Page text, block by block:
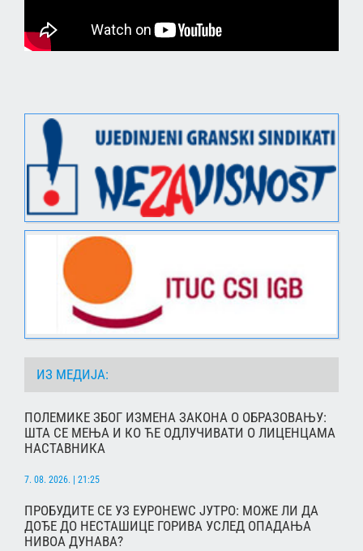
ИЗ МЕДИЈА:
ПОЛЕМИКЕ ЗБОГ ИЗМЕНА ЗАКОНА О ОБРАЗОВАЊУ:
ШТА СЕ МЕЊА И КО ЋЕ ОДЛУЧИВАТИ О ЛИЦЕНЦАМА
НАСТАВНИКА
7. 08. 2026. | 21:25
ПРОБУДИТЕ СЕ УЗ ЕУРОНЕWС ЈУТРО: МОЖЕ ЛИ ДА
ДОЂЕ ДО НЕСТАШИЦЕ ГОРИВА УСЛЕД ОПАДАЊА
НИВОА ДУНАВА?